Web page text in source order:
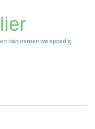
dan nemen we spoedig